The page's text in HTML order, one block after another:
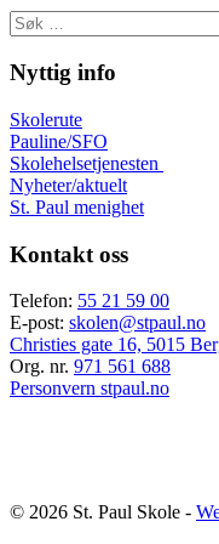
Søk
etter:
Nyttig info
Skolerute
Pauline/SFO
Skolehelsetjenesten
Nyheter/aktuelt
St. Paul menighet
Kontakt oss
Telefon: 55 21 59 00
E-post: skolen@stpaul.no
Christies gate 16, 5015
Org. nr. 971 561 688
Personvern stpaul.no
© 2026 St. Paul Skole -